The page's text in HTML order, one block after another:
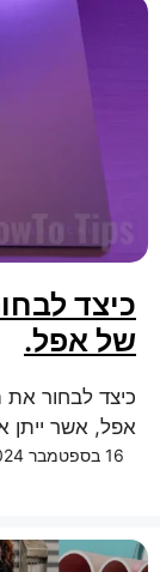
כיצד
של אפל.
כיצד לבחור
אפל, אשר ייתן
16 בספטמבר 2024